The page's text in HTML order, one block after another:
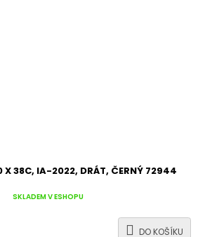
X 38C, IA-2022, DRÁT, ČERNÝ 72944
SKLADEM V ESHOPU
DO KOŠÍKU